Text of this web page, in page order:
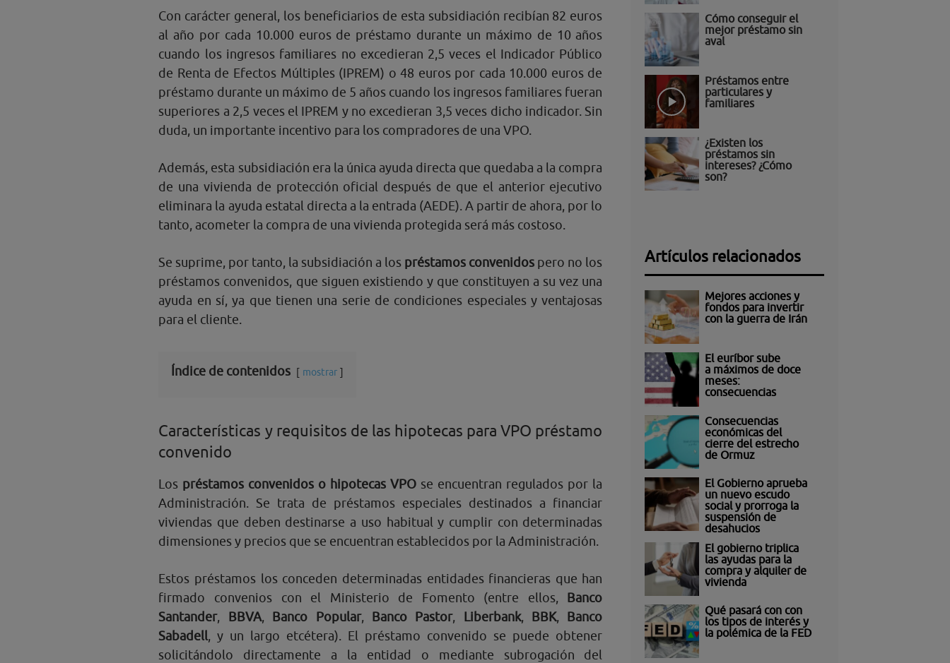
Con carácter general, los beneficiarios de esta subsidiación recibían 82 euros
al año por cada 10.000 euros de préstamo durante un máximo de 10 años
cuando los ingresos familiares no excedieran 2,5 veces el Indicador Público
de Renta de Efectos Múltiples (IPREM) o 48 euros por cada 10.000 euros de
préstamo durante un máximo de 5 años cuando los ingresos familiares fueran
superiores a 2,5 veces el IPREM y no excedieran 3,5 veces dicho indicador. Sin
duda, un importante incentivo para los compradores de una VPO.
Además, esta subsidiación era la única ayuda directa que quedaba a la compra
de una vivienda de protección oficial después de que el anterior ejecutivo
eliminara la ayuda estatal directa a la entrada (AEDE). A partir de ahora, por lo
tanto, acometer la compra de una vivienda protegida será más costoso.
Se suprime, por tanto, la subsidiación a los préstamos convenidos pero no los
préstamos convenidos, que siguen existiendo y que constituyen a su vez una
ayuda en sí, ya que tienen una serie de condiciones especiales y ventajosas
para el cliente.
Índice de contenidos mostrar
Características y requisitos de las hipotecas para VPO préstamo
convenido
Los préstamos convenidos o hipotecas VPO se encuentran regulados por la
Administración. Se trata de préstamos especiales destinados a financiar
viviendas que deben destinarse a uso habitual y cumplir con determinadas
dimensiones y precios que se encuentran establecidos por la Administración.
Estos préstamos los conceden determinadas entidades financieras que han
firmado convenios con el Ministerio de Fomento (entre ellos, Banco
Santander, BBVA, Banco Popular, Banco Pastor, Liberbank, BBK, Banco
Sabadell, y un largo etcétera). El préstamo convenido se puede obtener
solicitándolo directamente a la entidad o mediante subrogación del
Cómo conseguir el
mejor préstamo sin
aval
Préstamos entre
particulares y
familiares
¿Existen los
préstamos sin
intereses? ¿Cómo
son?
Artículos relacionados
Mejores acciones y
fondos para invertir
con la guerra de Irán
El euríbor sube
a máximos de doce
meses:
consecuencias
Consecuencias
económicas del
cierre del estrecho
de Ormuz
El Gobierno aprueba
un nuevo escudo
social y prorroga la
suspensión de
desahucios
El gobierno triplica
las ayudas para la
compra y alquiler de
vivienda
Qué pasará con con
los tipos de interés y
la polémica de la FED